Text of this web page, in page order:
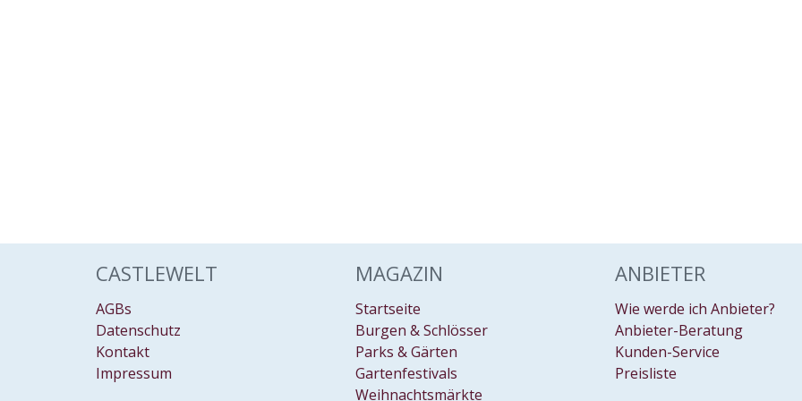
CASTLEWELT
AGBs
Datenschutz
Kontakt
Impressum
MAGAZIN
Startseite
Burgen & Schlösser
Parks & Gärten
Gartenfestivals
Weihnachtsmärkte
ANBIETER
Wie werde ich Anbieter?
Anbieter-Beratung
Kunden-Service
Preisliste